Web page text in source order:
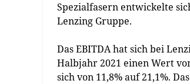
Spezialfasern entwickelte
Lenzing Gruppe.
Das EBITDA hat sich bei
Halbjahr 2021 einen Wert
sich von 11,8% auf 21,1%.